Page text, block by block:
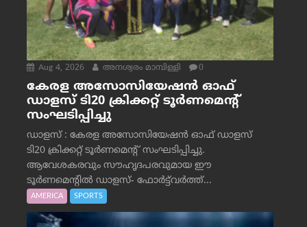
Aug 4, 2026 അനശ്വരം മാമ്പിള്ളി 0
കേരള അസോസിയേഷൻ ഓഫ്
ഡാളസ് ടി20 ക്രിക്കറ്റ് ടൂർണമെന്റ്
സംഘടിപ്പിച്ചു
ഡാളസ് : കേരള അസോസിയേഷൻ ഓഫ് ഡാളസ്
ടി20 ക്രിക്കറ്റ് ടൂർണമെന്റ് സംഘടിപ്പിച്ചു.
ആവേശകരവും സൗഹൃദപരവുമായ ഈ
ടൂർണമെന്റിൽ ഡാളസ്- ഫോർട്ട്‌വര്‍ത്ത്...
AMERICA SPORTS